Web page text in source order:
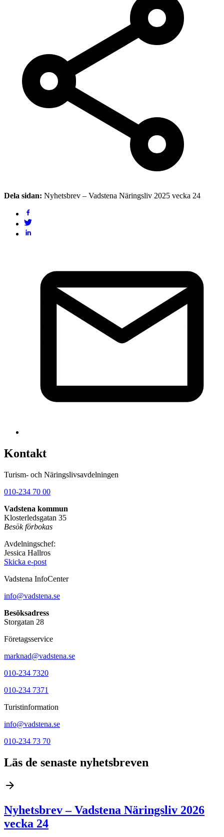
Dela sidan: Nyhetsbrev – Vadstena Näringsliv 2025 vecka 24
Kontakt
Turism- och Näringslivsavdelningen
010-234 70 00
Vadstena kommun
Klosterledsgatan 35
Besök förbokas
Avdelningschef:
Jessica Hallros
Skicka e-post
Vadstena InfoCenter
info@vadstena.se
Besöksadress
Storgatan 28
Företagsservice
marknad@vadstena.se
010-234 7320
010-234 7371
Turistinformation
info@vadstena.se
010-234 73 70
Läs de senaste nyhetsbreven
Nyhetsbrev – Vadstena Näringsliv 2026
vecka 24